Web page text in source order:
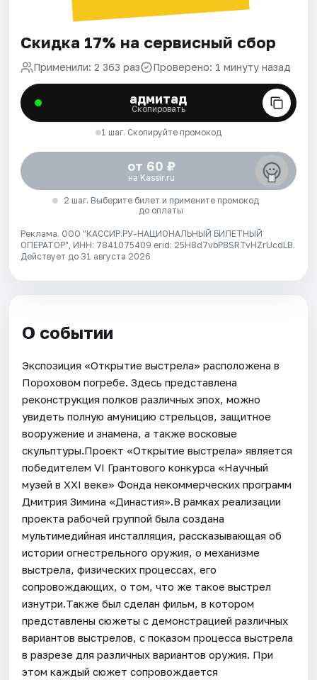
Скидка 17% на сервисный сбор
Применили: 2 363 раз Проверено: 1 минуту назад
адмитад
Скопировать
1 шаг. Скопируйте промокод
от 60 ₽
на Kassir.ru
2 шаг. Выберите билет и примените промокод
до оплаты
Реклама. ООО "КАССИР.РУ-НАЦИОНАЛЬНЫЙ БИЛЕТНЫЙ
ОПЕРАТОР", ИНН: 7841075409 erid: 25H8d7vbP8SRTvHZrUcdLB.
Действует до 31 августа 2026
О событии
Экспозиция «Открытие выстрела» расположена в
Пороховом погребе. Здесь представлена
реконструкция полков различных эпох, можно
увидеть полную амуницию стрельцов, защитное
вооружение и знамена, а также восковые
скульптуры.Проект «Открытие выстрела» является
победителем VI Грантового конкурса «Научный
музей в XXI веке» Фонда некоммерческих программ
Дмитрия Зимина «Династия».В рамках реализации
проекта рабочей группой была создана
мультимедийная инсталляция, рассказывающая об
истории огнестрельного оружия, о механизме
выстрела, физических процессах, его
сопровождающих, о том, что же такое выстрел
изнутри.Также был сделан фильм, в котором
представлены сюжеты с демонстрацией различных
вариантов выстрелов, с показом процесса выстрела
в разрезе для различных вариантов оружия. При
этом каждый сюжет сопровождается